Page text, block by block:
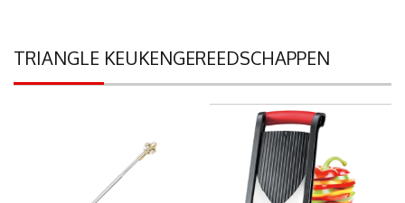
TRIANGLE KEUKENGEREEDSCHAPPEN